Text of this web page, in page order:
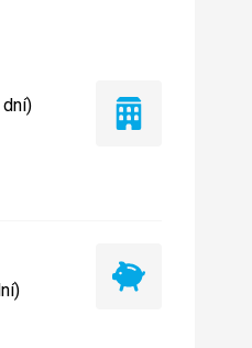
Iba
Najlacnejší